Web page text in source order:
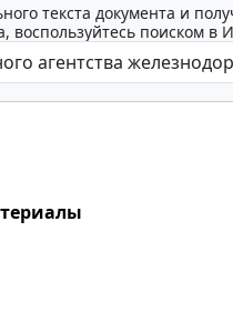
текста документа и
воспользуйтесь поиском в